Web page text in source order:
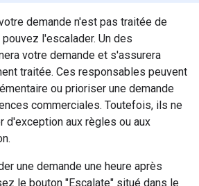
demande n'est pas traitée de
l'escalader. Un des
votre demande et s'assurera
traitée. Ces responsables peuvent
ou prioriser une demande
commerciales. Toutefois, ils ne
d'exception aux règles ou aux
une demande une heure après
le bouton "Escalate" situé dans le